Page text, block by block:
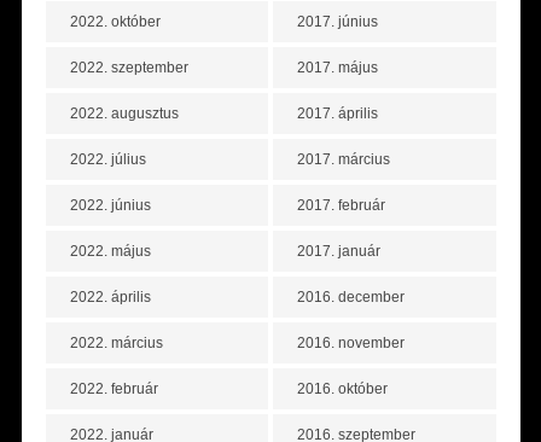
2022. október
2022. szeptember
2022. augusztus
2022. július
2022. június
2022. május
2022. április
2022. március
2022. február
2022. január
2017. június
2017. május
2017. április
2017. március
2017. február
2017. január
2016. december
2016. november
2016. október
2016. szeptember